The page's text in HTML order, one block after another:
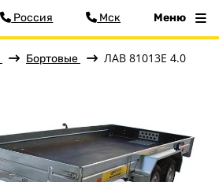
Россия Мск Меню
Бортовые ЛАВ 81013E 4.0